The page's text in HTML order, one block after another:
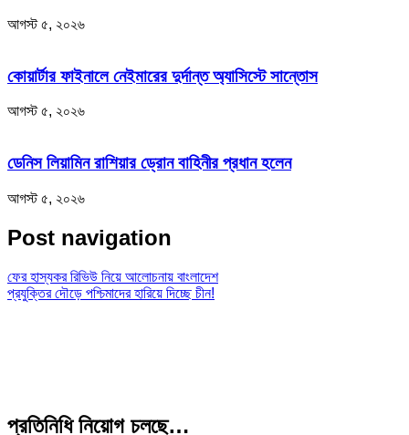
আগস্ট ৫, ২০২৬
কোয়ার্টার ফাইনালে নেইমারের দুর্দান্ত অ্যাসিস্টে সান্তোস
আগস্ট ৫, ২০২৬
ডেনিস লিয়ামিন রাশিয়ার ড্রোন বাহিনীর প্রধান হলেন
আগস্ট ৫, ২০২৬
Post navigation
ফের হাস্যকর রিভিউ নিয়ে আলোচনায় বাংলাদেশ
প্রযুক্তির দৌড়ে পশ্চিমাদের হারিয়ে দিচ্ছে চীন!
প্রতিনিধি নিয়োগ চলছে…